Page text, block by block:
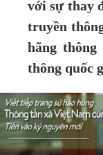
với sự thay
truyền
hãng
thông quốc